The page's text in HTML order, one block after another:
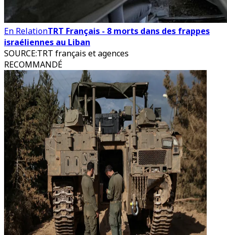
En RelationTRT Français - 8 morts dans des frappes
israéliennes au Liban
SOURCE:TRT français et agences
RECOMMANDÉ